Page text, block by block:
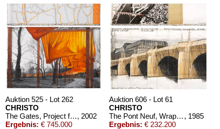
Auktion 525 - Lot 262
CHRISTO
The Gates, Project for Central Park, NY (2-teilig), 2002
Ergebnis: € 745.000
Auktion 606 - Lot 61
CHRISTO
The Pont Neuf, Wrapped (Project for Paris) (2-teilig) , 1985
Ergebnis: € 232.200